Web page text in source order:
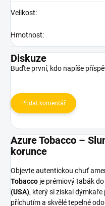
Velikost:
Hmotnost:
Diskuze
Buďte první, kdo napíše
Přidat komentář
Azure Tobacco –
korunce
Objevte autentickou chuť
Tobacco je prémiový tabák
(USA), který si získal
příchutím a skvělé tepelné